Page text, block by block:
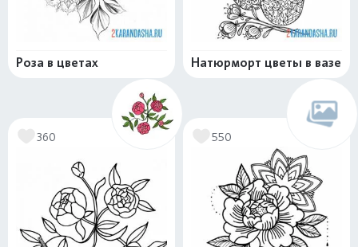
Роза в цветах Натюрморт цветы в вазе
360 550